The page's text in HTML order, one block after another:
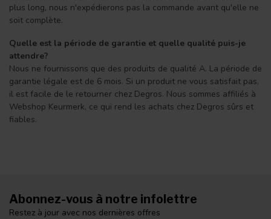
plus long, nous n'expédierons pas la commande avant qu'elle ne
soit complète.
Quelle est la période de garantie et quelle qualité puis-je
attendre?
Nous ne fournissons que des produits de qualité A. La période de
garantie légale est de 6 mois. Si un produit ne vous satisfait pas,
il est facile de le retourner chez Degros. Nous sommes affiliés à
Webshop Keurmerk, ce qui rend les achats chez Degros sûrs et
fiables.
Abonnez-vous à notre infolettre
Restez à jour avec nos dernières offres